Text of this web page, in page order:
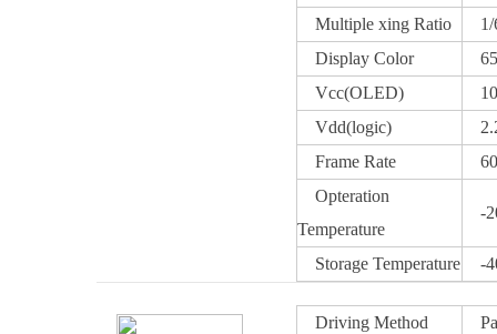
Multiple xing Ratio
1/
Display Color
Vcc(OLED)
10
Vdd(logic)
Frame Rate
60
Opteration
Temperature
-
Storage Temperature -
Driving Method